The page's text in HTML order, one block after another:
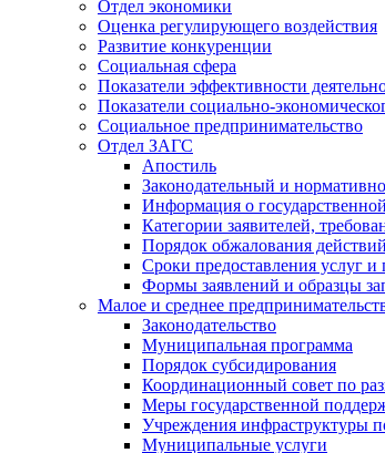
Отдел экономики
Оценка регулирующего воздействия
Развитие конкуренции
Социальная сфера
Показатели эффективности
Показатели социально-
Социальное предпринимательство
Отдел ЗАГС
Апостиль
Законодательный и
Информация о
Категории заявителей,
Порядок обжалования
Сроки предоставления услуг
Формы заявлений и образцы
Малое и среднее
Законодательство
Муниципальная программа
Порядок субсидирования
Координационный совет по
Меры государственной
Учреждения инфраструктуры
Муниципальные услуги